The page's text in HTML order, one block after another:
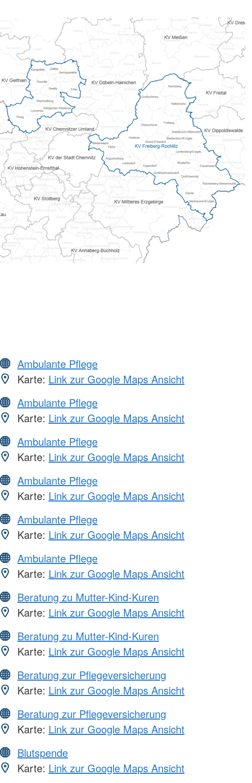
Ambulante Pflege
Karte: Link zur Google Maps Ansicht
Ambulante Pflege
Karte: Link zur Google Maps Ansicht
Ambulante Pflege
Karte: Link zur Google Maps Ansicht
Ambulante Pflege
Karte: Link zur Google Maps Ansicht
Ambulante Pflege
Karte: Link zur Google Maps Ansicht
Ambulante Pflege
Karte: Link zur Google Maps Ansicht
Beratung zu Mutter-Kind-Kuren
Karte: Link zur Google Maps Ansicht
Beratung zu Mutter-Kind-Kuren
Karte: Link zur Google Maps Ansicht
Beratung zur Pflegeversicherung
Karte: Link zur Google Maps Ansicht
Beratung zur Pflegeversicherung
Karte: Link zur Google Maps Ansicht
Blutspende
Karte: Link zur Google Maps Ansicht